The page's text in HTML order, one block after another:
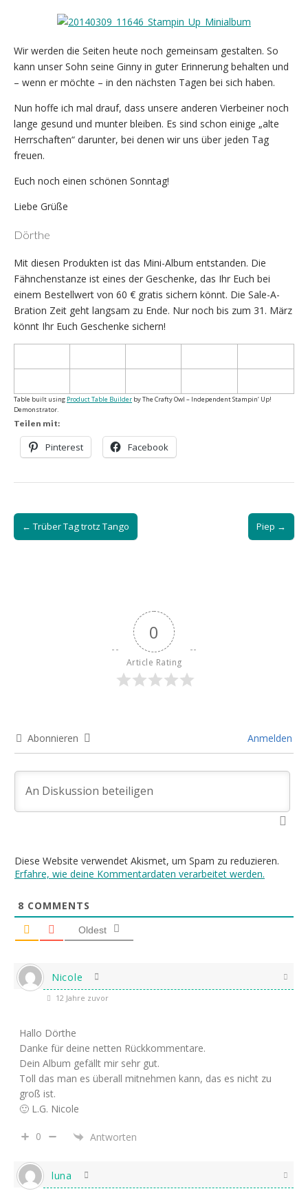
Wir werden die Seiten heute noch gemeinsam gestalten. So
kann unser Sohn seine Ginny in guter Erinnerung behalten und
– wenn er möchte – in den nächsten Tagen bei sich haben.
Nun hoffe ich mal drauf, dass unsere anderen Vierbeiner noch
lange gesund und munter bleiben. Es sind schon einige „alte
Herrschaften“ darunter, bei denen wir uns über jeden Tag
freuen.
Euch noch einen schönen Sonntag!
Liebe Grüße
Dörthe
Mit diesen Produkten ist das Mini-Album entstanden. Die
Fähnchenstanze ist eines der Geschenke, das Ihr Euch bei
einem Bestellwert von 60 € gratis sichern könnt. Die Sale-A-
Bration Zeit geht langsam zu Ende. Nur noch bis zum 31. März
könnt Ihr Euch Geschenke sichern!
Table built using Product Table Builder by The Crafty Owl – Independent Stampin‘ Up!
Demonstrator.
Teilen mit:
Pinterest Facebook
Post
navigation
← Trüber Tag trotz Tango Piep →
0
Article Rating
Abonnieren Anmelden
Diese Website verwendet Akismet, um Spam zu reduzieren.
Erfahre, wie deine Kommentardaten verarbeitet werden.
8 COMMENTS
Oldest
Nicole
12 Jahre zuvor
Hallo Dörthe
Danke für deine netten Rückkommentare.
Dein Album gefällt mir sehr gut.
Toll das man es überall mitnehmen kann, das es nicht zu
groß ist.
🙂 L.G. Nicole
0 Antworten
luna